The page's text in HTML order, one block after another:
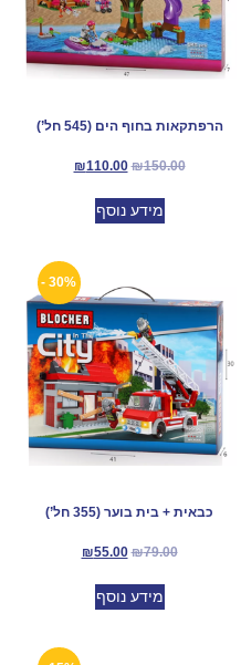
הרפתקאות בחוף הים (545 חל’)
₪150.00
₪110.00
מידע נוסף
30% -
כבאית + בית בוער (355 חל’)
₪79.00
₪55.00
מידע נוסף